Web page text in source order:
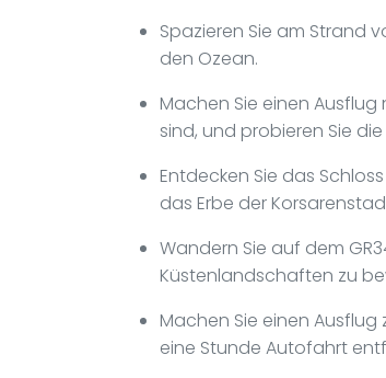
Spazieren Sie am Strand
den Ozean.
Machen Sie einen
sind, und probieren Sie
Entdecken Sie das
das Erbe der
Wandern Sie auf dem
Küstenlandschaften zu
Machen Sie einen
eine Stunde Autofahrt